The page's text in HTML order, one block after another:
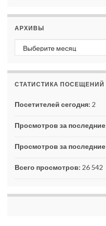
АРХИВЫ
Архивы
СТАТИСТИКА ПОСЕЩЕНИЙ
Посетителей сегодня: 2
Просмотров за последние
Просмотров за последние
Всего просмотров: 26 542